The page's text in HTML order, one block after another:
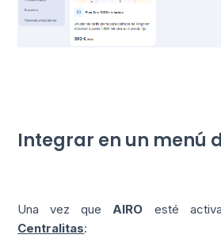
Integrar en un menú
Una vez que AIRO esté
Centralitas: